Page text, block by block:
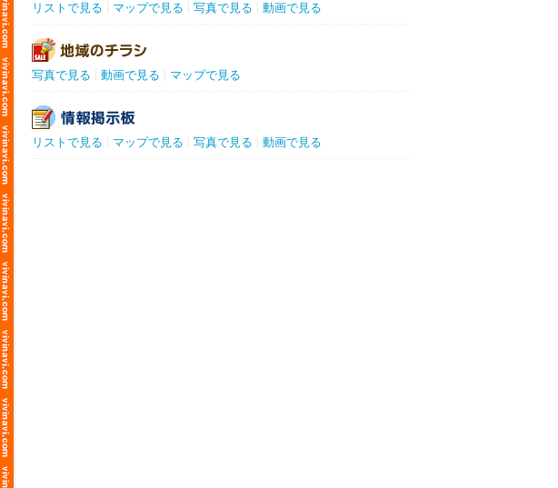
リストで見る マップで見る 写真で見る 動画で見る
写真で見る 動画で見る マップで見る
リストで見る マップで見る 写真で見る 動画で見る